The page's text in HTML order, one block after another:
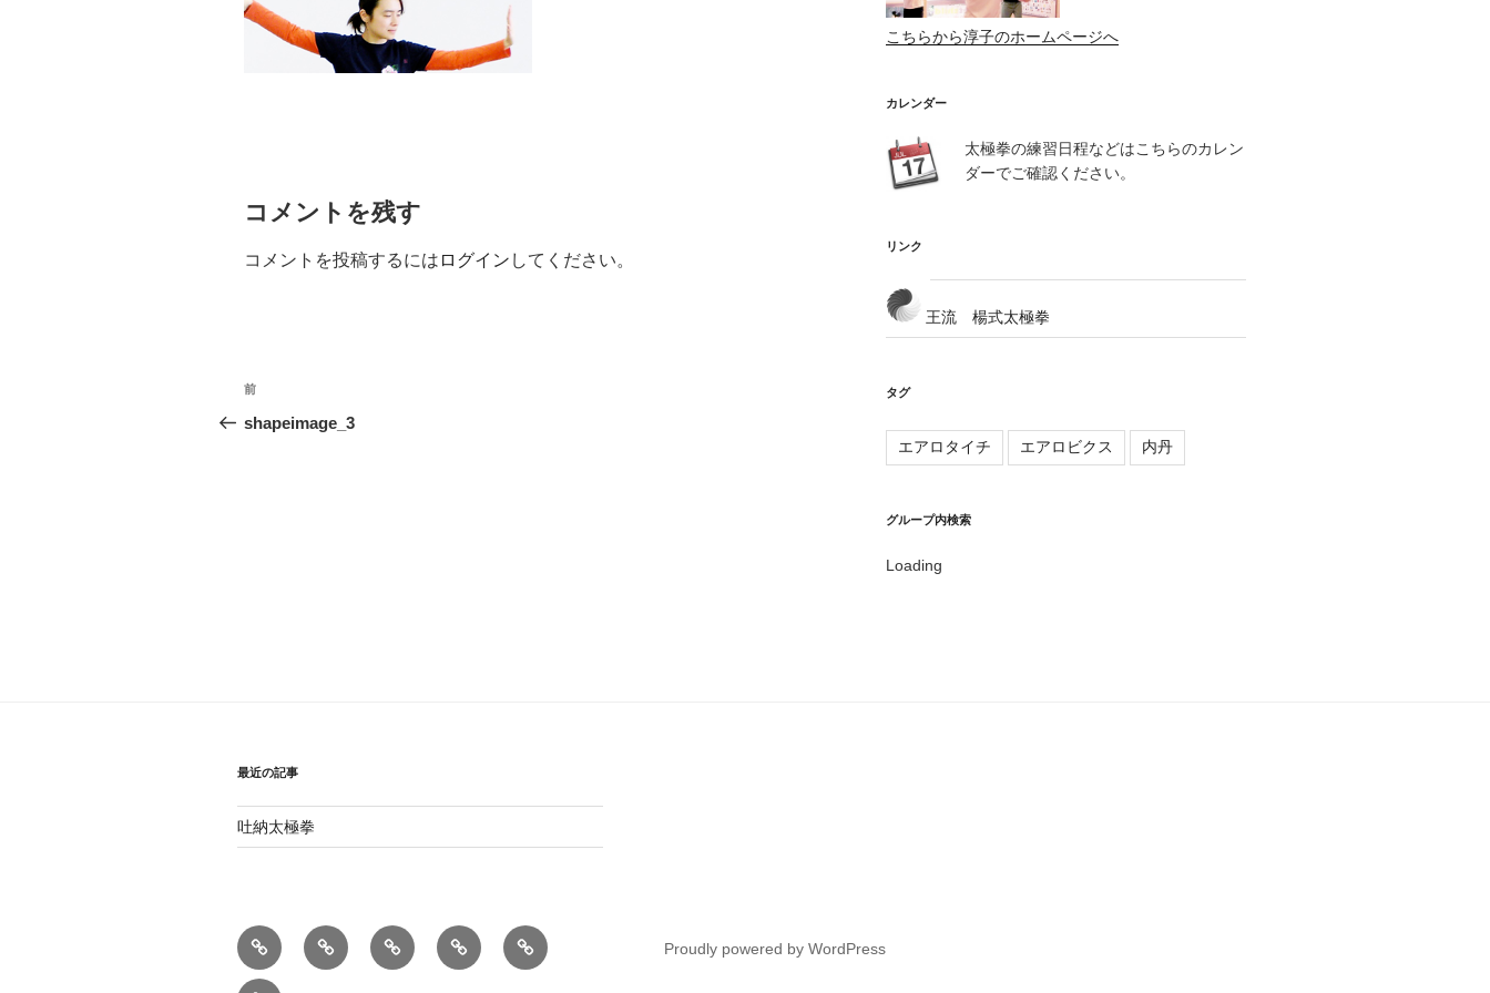
コメントを残す
コメントを投稿するには ログイン してください。
投
稿
前
の
前
shapeimage_3
こちらから淳子のホームページへ
カレンダー
太極拳の練習日程などはこちらのカレン
ダーでご確認ください。
リンク
王流 楊式太極拳
タグ
エアロタイチ エアロビクス 内丹
グループ内検索
Loading
最近の記事
吐納太極拳
太
極
型
練
練
習
呼
吸
内
丹
Proudly powered by WordPress